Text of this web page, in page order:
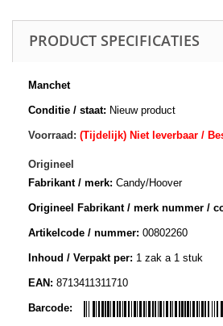
PRODUCT SPECIFICATIES
Manchet
Conditie / staat: Nieuw product
Voorraad: (Tijdelijk) Niet leverbaar /
Origineel
Fabrikant / merk: Candy/Hoover
Origineel Fabrikant / merk nummer /
Artikelcode / nummer: 00802260
Inhoud / Verpakt per: 1 zak a 1 stuk
EAN: 8713411311710
Barcode: